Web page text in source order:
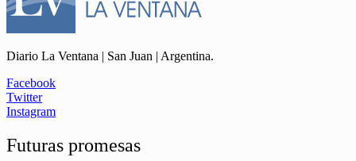
Diario La Ventana | San Juan | Argentina.
Facebook
Twitter
Instagram
Futuras promesas